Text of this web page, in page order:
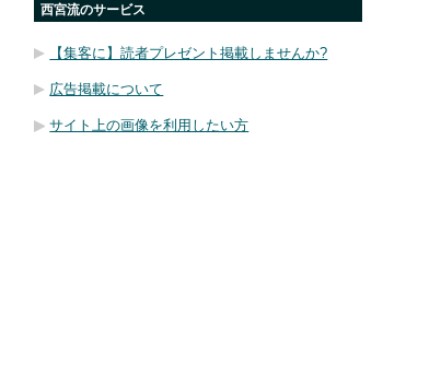
西宮流のサービス
【集客に】読者プレゼント掲載しませんか?
広告掲載について
サイト上の画像を利用したい方